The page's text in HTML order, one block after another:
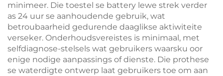
minimeer. Die toestel se battery lewe strek verder
as 24 uur se aanhoudende gebruik, wat
betroubaarheid gedurende daaglikse aktiwiteite
verseker. Onderhoudsvereistes is minimaal, met
selfdiagnose-stelsels wat gebruikers waarsku oor
enige nodige aanpassings of dienste. Die prothese
se waterdigte ontwerp laat gebruikers toe om aan